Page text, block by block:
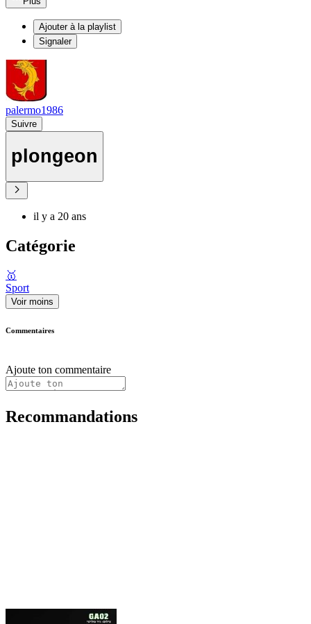
Ajouter à la playlist
Signaler
palermo1986
Suivre
plongeon
il y a 20 ans
Catégorie
🥇
Sport
Voir moins
Commentaires
Ajoute ton commentaire
Recommandations